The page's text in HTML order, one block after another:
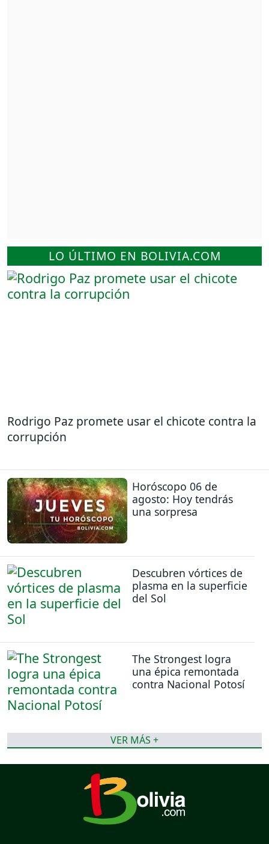
LO ÚLTIMO EN BOLIVIA.COM
Rodrigo Paz promete usar el chicote contra la
corrupción
Horóscopo 06 de
agosto: Hoy tendrás
una sorpresa
Descubren vórtices de
plasma en la superficie
del Sol
The Strongest logra
una épica remontada
contra Nacional Potosí
VER MÁS +